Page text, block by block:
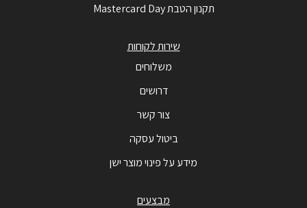
תקנון הטבת Mastercard Day
שירות לקוחות
משלוחים
דרושים
צור קשר
ביטול עסקה
מידע על פינוי מוצר ישן
מבצעים